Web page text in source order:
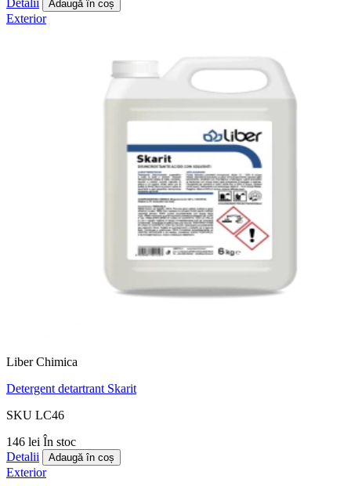
Adaugă în coș
Exterior
Liber Chimica
Detergent detartrant Skarit
SKU LC46
146 lei În stoc
Detalii
Adaugă în coș
Exterior